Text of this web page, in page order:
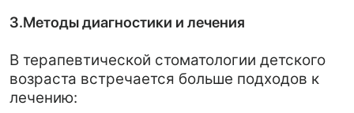
силиконовые пломбы, которые лучше
Седация. Для уменьшения страха и
беспокойства в детской
терапевтической стоматологии могут
использоваться методы, отличные от